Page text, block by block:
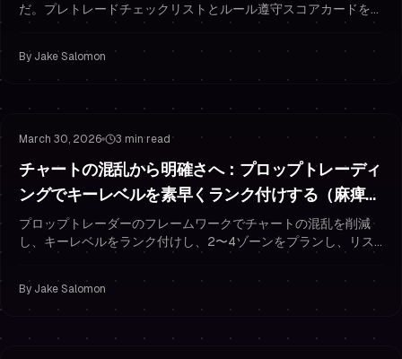
だ。プレトレードチェックリストとルール遵守スコアカードを構
築して、規律、リスク管理、結果を改善しよう。
By Jake Salomon
March 30, 2026 3 min read
チャートの混乱から明確さへ：プロップトレーディ
ングでキーレベルを素早くランク付けする（麻痺を
避ける）
プロップトレーダーのフレームワークでチャートの混乱を削減
し、キーレベルをランク付けし、2〜4ゾーンをプランし、リス
By Jake Salomon